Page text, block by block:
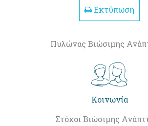
Εκτύπωση
Πυλώνας Βιώσιμης
Κοινωνία
Στόχοι Βιώσιμης